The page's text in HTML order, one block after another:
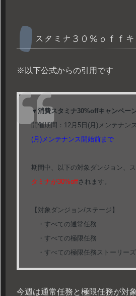
スタミナ３０％ｏｆｆ
※以下公式からの引用です
▼消費スタミナ30%offキャンペー
開催期間：12月5日(月)メンテナン
(月)メンテナンス開始前まで
期間中、以下の対象ダンジョン、
タミナが30%offされます。
【対象ダンジョン/ステージ】
・すべての通常任務
・すべての極限任務
・すべての極限任務ストーリーズ
今週は通常任務と極限任務が対